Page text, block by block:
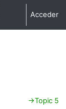
Acceder
→Topic 5